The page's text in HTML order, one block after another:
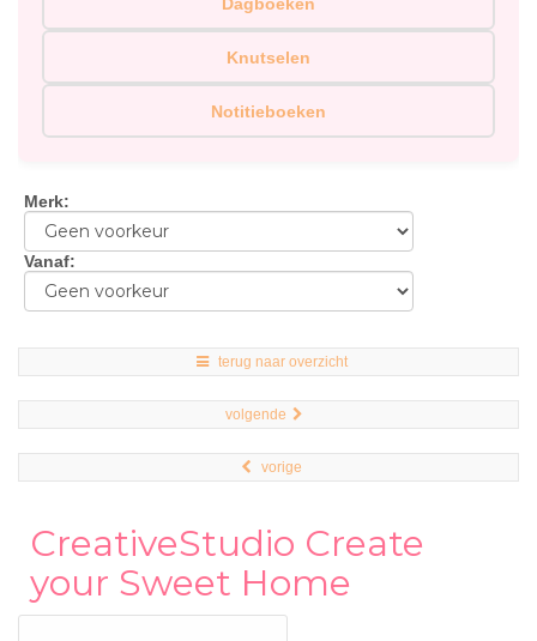
Knutselen
Notitieboeken
Merk:
Vanaf:
terug naar overzicht
volgende
vorige
CreativeStudio Create
your Sweet Home